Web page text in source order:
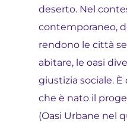
deserto. Nel
contemporaneo,
rendono le città
abitare, le oasi
giustizia sociale.
che è nato il
(Oasi Urbane nel